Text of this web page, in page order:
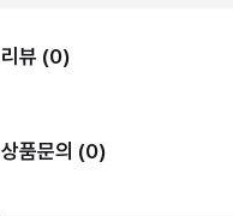
리뷰 (0)
상품문의 (0)